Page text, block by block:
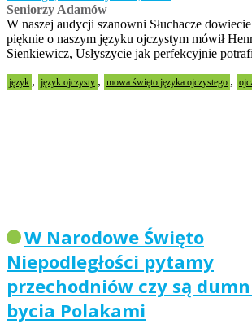
Seniorzy Adamów
W naszej audycji szanowni Słuchacze
pięknie o naszym języku ojczystym mówił
Sienkiewicz, Usłyszycie jak perfekcyjnie
język , język ojczysty , mowa święto języka ojczystego ,
W Narodowe Święto
Niepodległości pytamy
przechodniów czy są
bycia Polakami